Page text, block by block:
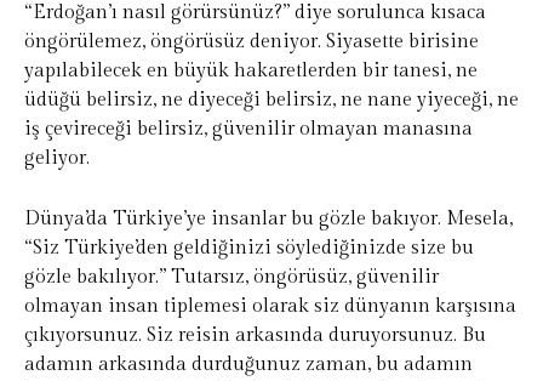
“Erdoğan’ı nasıl görürsünüz?” diye sorulunca kısaca
öngörülemez, öngörüsüz deniyor. Siyasette birisine
yapılabilecek en büyük hakaretlerden bir tanesi, ne
üdüğü belirsiz, ne diyeceği belirsiz, ne nane yiyeceği, ne
iş çevireceği belirsiz, güvenilir olmayan manasına
geliyor.
Dünya’da Türkiye’ye insanlar bu gözle bakıyor. Mesela,
“Siz Türkiye’den geldiğinizi söylediğinizde size bu
gözle bakılıyor.” Tutarsız, öngörüsüz, güvenilir
olmayan insan tiplemesi olarak siz dünyanın karşısına
çıkıyorsunuz. Siz reisin arkasında duruyorsunuz. Bu
adamın arkasında durduğunuz zaman, bu adamın